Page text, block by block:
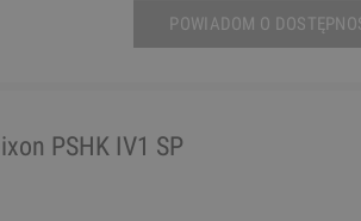
POWIADOM O
PSHK IV1 SP